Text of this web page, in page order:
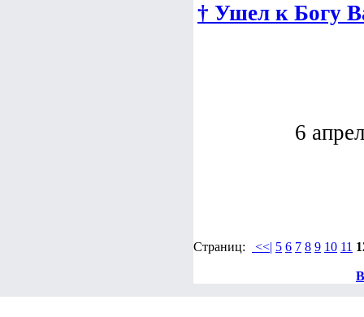
† Ушел к Богу
6
Страниц: <<| 5 6 7 8 9 10 11